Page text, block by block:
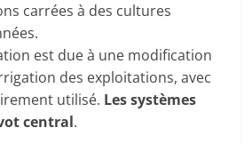
carrées à des cultures
est due à une modification
des exploitations, avec
utilisé. Les systèmes
central.